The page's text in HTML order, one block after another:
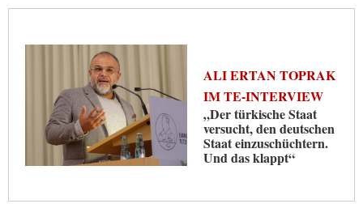
ALI ERTAN TOPRAK
IM TE-INTERVIEW
„Der türkische Staat
versucht, den deutschen
Staat einzuschüchtern.
Und das klappt“